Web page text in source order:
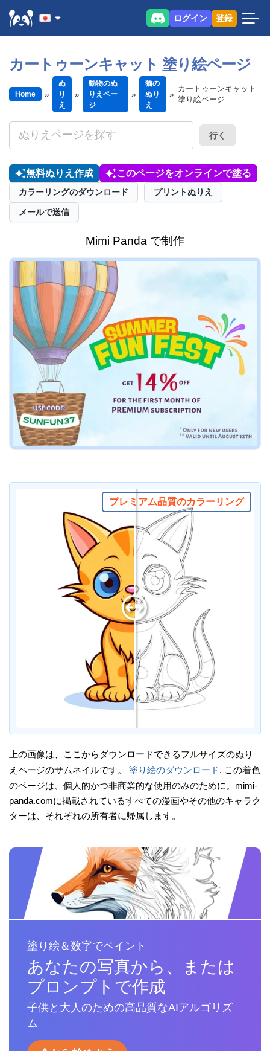
ログイン 登録
カートゥーンキャット 塗り絵ページ
Home
ぬ
り
え
動物のぬ
りえペー
ジ
猫の
ぬり
え
カートゥーンキャット
塗り絵ページ
行く
無料ぬりえ作成 このページをオンラインで塗る
カラーリングのダウンロード プリントぬりえ
メールで送信
Mimi Panda で制作
プレミアム品質のカラーリング
上の画像は、ここからダウンロードできるフルサイズのぬり
えページのサムネイルです。 塗り絵のダウンロード. この着色
のページは、個人的かつ非商業的な使用のみのために。mimi-
panda.comに掲載されているすべての漫画やその他のキャラク
ターは、それぞれの所有者に帰属します。
塗り絵＆数字でペイント
あなたの写真から、または
プロンプトで作成
子供と大人のための高品質なAIアルゴリズ
ム